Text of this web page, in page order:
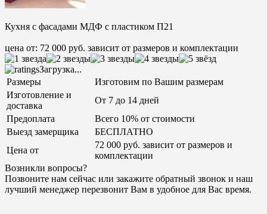
Кухня с фасадами МДФ с пластиком П21
цена от: 72 000 руб. зависит от размеров и комплектации
Загрузка...
Размеры
Изготовим по Вашим размерам
Изготовление и
доставка
От 7 до 14 дней
Предоплата
Всего 10% от стоимости
Выезд замерщика
БЕСПЛАТНО
Цена от
72 000 руб. зависит от размеров и
комплектации
Возникли вопросы?
Позвоните нам сейчас или закажите обратный звонок и наш
лучший менеджер перезвонит Вам в удобное для Вас время.